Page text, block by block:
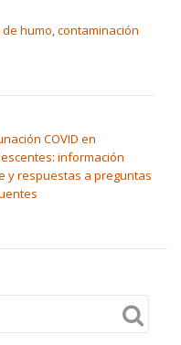
humo,contaminación
COVID en
información
y respuestas a preguntas